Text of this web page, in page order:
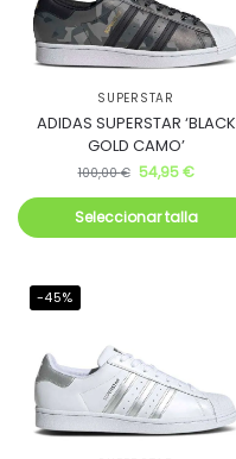
SUPERSTAR
ADIDAS SUPERSTAR ‘BLACK
GOLD CAMO’
100,00€ 54,95€
Seleccionar talla
-45%